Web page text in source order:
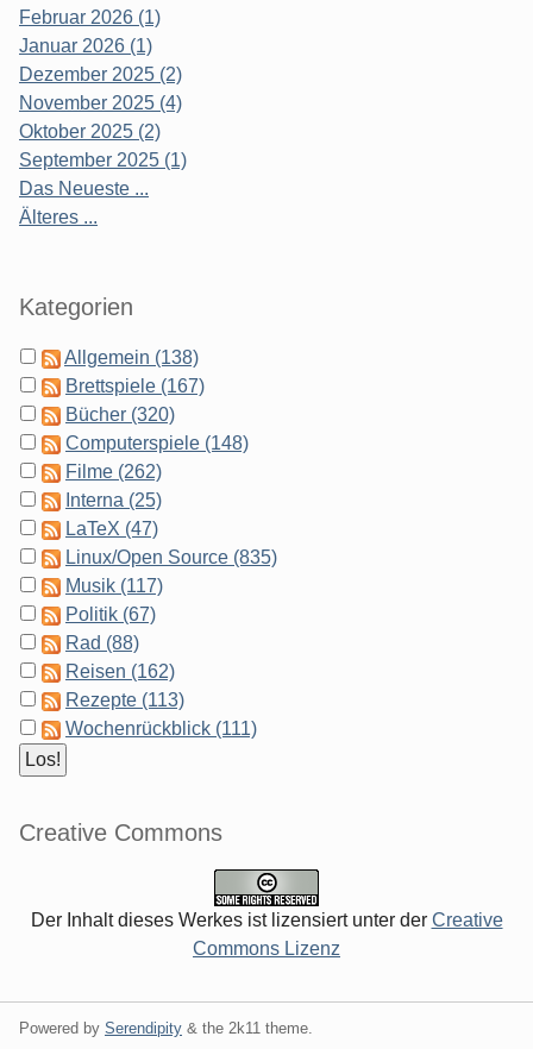
Februar 2026 (1)
Januar 2026 (1)
Dezember 2025 (2)
November 2025 (4)
Oktober 2025 (2)
September 2025 (1)
Das Neueste ...
Älteres ...
Kategorien
Allgemein (138)
Brettspiele (167)
Bücher (320)
Computerspiele (148)
Filme (262)
Interna (25)
LaTeX (47)
Linux/Open Source (835)
Musik (117)
Politik (67)
Rad (88)
Reisen (162)
Rezepte (113)
Wochenrückblick (111)
Creative Commons
Der Inhalt dieses Werkes ist lizensiert unter der Creative
Commons Lizenz
Powered by Serendipity & the 2k11 theme.